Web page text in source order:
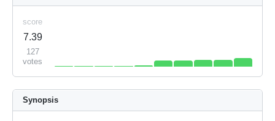
score
7.39
127
votes
Synopsis